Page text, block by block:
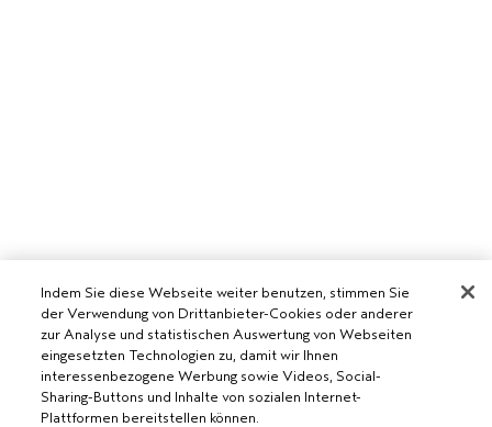
AVEDA SALON WERDEN
Indem Sie diese Webseite weiter benutzen, stimmen Sie
der Verwendung von Drittanbieter-Cookies oder anderer
zur Analyse und statistischen Auswertung von Webseiten
eingesetzten Technologien zu, damit wir Ihnen
interessenbezogene Werbung sowie Videos, Social-
Sharing-Buttons und Inhalte von sozialen Internet-
Plattformen bereitstellen können.